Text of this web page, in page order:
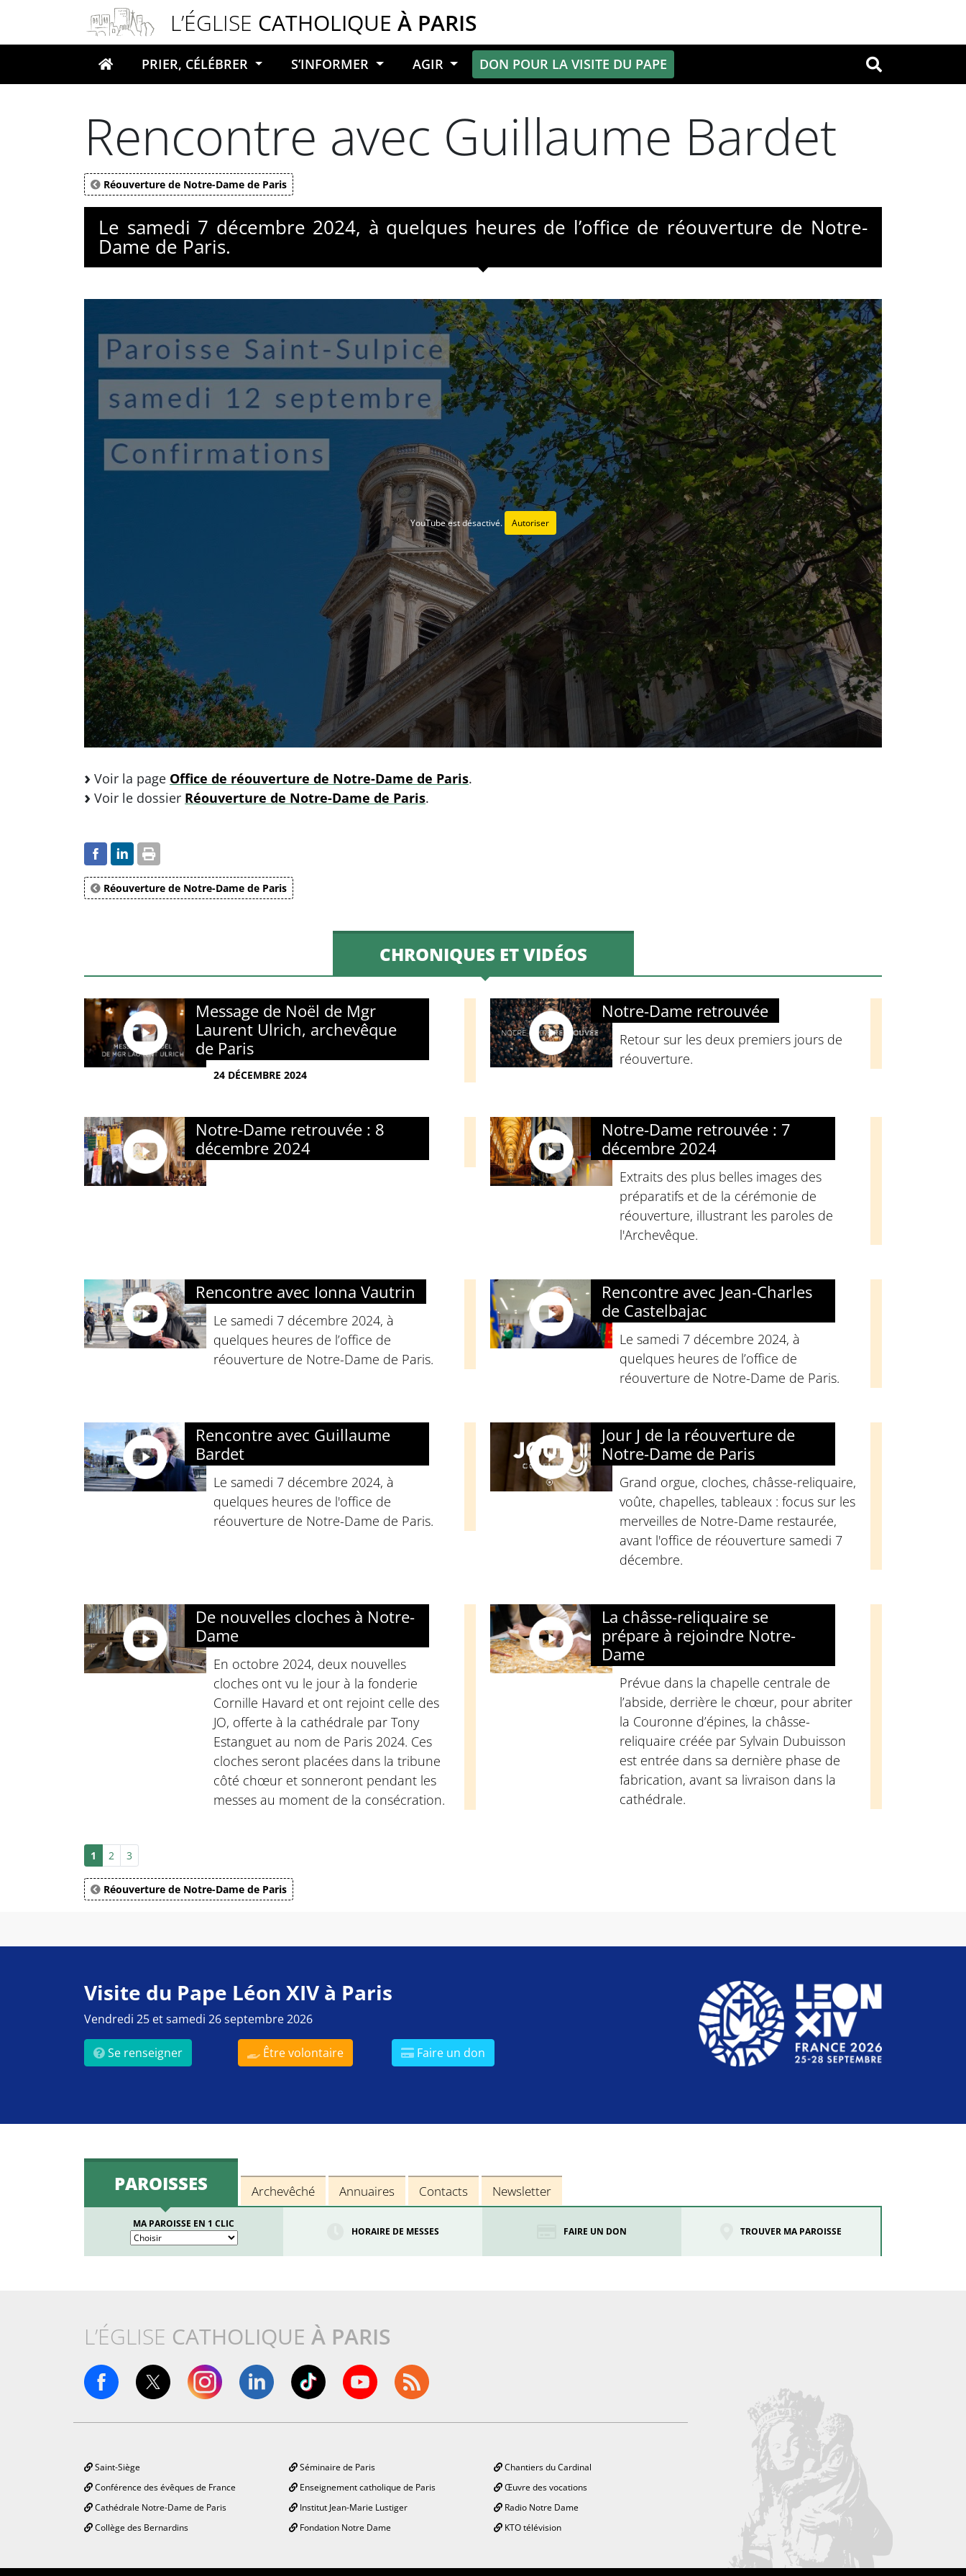
L’ÉGLISE CATHOLIQUE À PARIS
Votre recherche OK
PRIER, CÉLÉBRER S’INFORMER AGIR DON POUR LA VISITE DU PAPE
Rencontre avec Guillaume Bardet
Réouverture de Notre-Dame de Paris
Le samedi 7 décembre 2024, à quelques heures de l’office de réouverture de Notre-
Dame de Paris.
YouTube est désactivé. Autoriser
Voir la page Office de réouverture de Notre-Dame de Paris.
Voir le dossier Réouverture de Notre-Dame de Paris.
Réouverture de Notre-Dame de Paris
CHRONIQUES ET VIDÉOS
Message de Noël de Mgr
Laurent Ulrich, archevêque
de Paris
24 DÉCEMBRE 2024
Notre-Dame retrouvée
Retour sur les deux premiers jours de
réouverture.
Notre-Dame retrouvée : 8
décembre 2024
Notre-Dame retrouvée : 7
décembre 2024
Extraits des plus belles images des
préparatifs et de la cérémonie de
réouverture, illustrant les paroles de
l'Archevêque.
Rencontre avec Ionna Vautrin
Le samedi 7 décembre 2024, à
quelques heures de l’office de
réouverture de Notre-Dame de Paris.
Rencontre avec Jean-Charles
de Castelbajac
Le samedi 7 décembre 2024, à
quelques heures de l’office de
réouverture de Notre-Dame de Paris.
Rencontre avec Guillaume
Bardet
Le samedi 7 décembre 2024, à
quelques heures de l'office de
réouverture de Notre-Dame de Paris.
Jour J de la réouverture de
Notre-Dame de Paris
Grand orgue, cloches, châsse-reliquaire,
voûte, chapelles, tableaux : focus sur les
merveilles de Notre-Dame restaurée,
avant l'office de réouverture samedi 7
décembre.
De nouvelles cloches à Notre-
Dame
En octobre 2024, deux nouvelles
cloches ont vu le jour à la fonderie
Cornille Havard et ont rejoint celle des
JO, offerte à la cathédrale par Tony
Estanguet au nom de Paris 2024. Ces
cloches seront placées dans la tribune
côté chœur et sonneront pendant les
messes au moment de la consécration.
La châsse-reliquaire se
prépare à rejoindre Notre-
Dame
Prévue dans la chapelle centrale de
l’abside, derrière le chœur, pour abriter
la Couronne d’épines, la châsse-
reliquaire créée par Sylvain Dubuisson
est entrée dans sa dernière phase de
fabrication, avant sa livraison dans la
cathédrale.
1 2 3
Réouverture de Notre-Dame de Paris
Visite du Pape Léon XIV à Paris
Vendredi 25 et samedi 26 septembre 2026
Se renseigner Être volontaire Faire un don
PAROISSES Archevêché Annuaires Contacts Newsletter
MA PAROISSE EN 1 CLIC
HORAIRE DE MESSES FAIRE UN DON TROUVER MA PAROISSE
L’ÉGLISE CATHOLIQUE À PARIS
Saint-Siège
Conférence des évêques de France
Cathédrale Notre-Dame de Paris
Collège des Bernardins
Séminaire de Paris
Enseignement catholique de Paris
Institut Jean-Marie Lustiger
Fondation Notre Dame
Chantiers du Cardinal
Œuvre des vocations
Radio Notre Dame
KTO télévision
Panneau de gestion des cookies